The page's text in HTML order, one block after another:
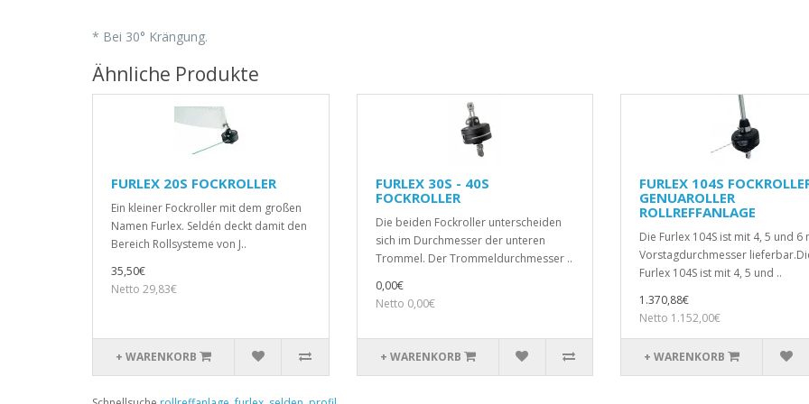
* Bei 30° Krängung.
Ähnliche Produkte
FURLEX 20S FOCKROLLER
Ein kleiner Fockroller mit dem großen
Namen Furlex. Seldén deckt damit den
Bereich Rollsysteme von J..
35,50€
Netto 29,83€
+ WARENKORB
FURLEX 30S - 40S
FOCKROLLER
Die beiden Fockroller unterscheiden
sich im Durchmesser der unteren
Trommel. Der Trommeldurchmesser ..
0,00€
Netto 0,00€
+ WARENKORB
FURLEX 104S
GENUAROLLER
ROLLREFFANLAGE
Die Furlex 104S ist mit 4, 5 und 6
Vorstagdurchmesser
Furlex 104S ist mit 4, 5 und ..
1.370,88€
Netto 1.152,00€
+ WARENKORB